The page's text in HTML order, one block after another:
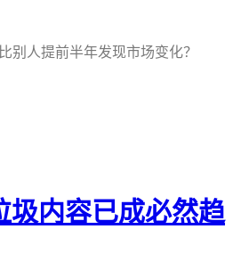
别人提前半年发现市场变化？
圾内容已成必然趋